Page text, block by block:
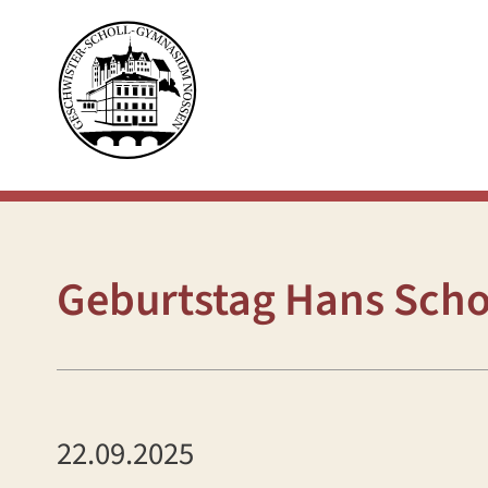
Geburtstag Hans
22.09.2025